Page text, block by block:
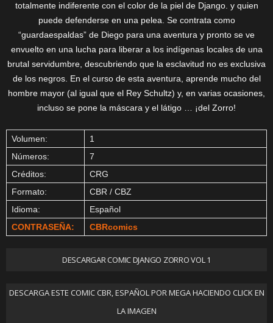
totalmente indiferente con el color de la piel de Django. y quien
puede defenderse en una pelea. Se contrata como
“guardaespaldas” de Diego para una aventura y pronto se ve
envuelto en una lucha para liberar a los indígenas locales de una
brutal servidumbre, descubriendo que la esclavitud no es exclusiva
de los negros. En el curso de esta aventura, aprende mucho del
hombre mayor (al igual que el Rey Schultz) y, en varias ocasiones,
incluso se pone la máscara y el látigo … ¡del Zorro!
Volumen:
1
Números:
7
Créditos:
CRG
Formato:
CBR / CBZ
Idioma:
Español
CONTRASEÑA:
CBRcomics
DESCARGAR COMIC DJANGO ZORRO VOL 1
DESCARGA ESTE COMIC CBR, ESPAÑOL POR MEGA HACIENDO CLICK EN
LA IMAGEN